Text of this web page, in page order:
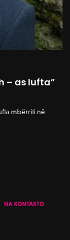
– as lufta”
mbërriti në
NA KONTAKTO